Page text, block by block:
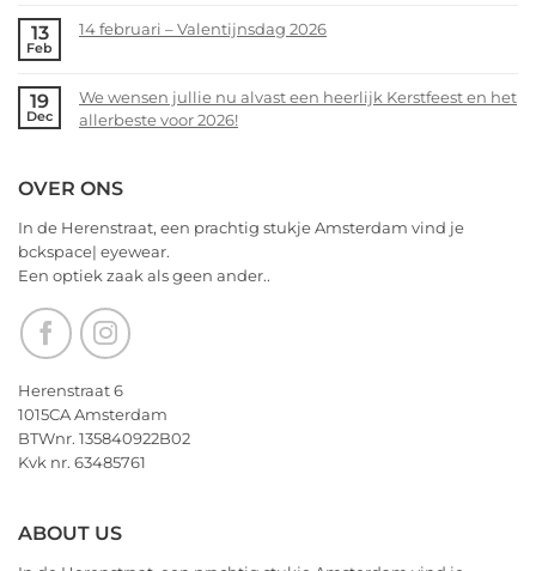
Kerstfeest
allerbeste
voor
jou!
on
bckspace
|
13
Feb
14 februari – Valentijnsdag 2026
on
14
Valentijnsdag
19
Dec
We wensen jullie nu alvast een heerlijk Kerstfeest en het
allerbeste voor 2026!
on
wensen
jullie
nu
alvast
een
heerlijk
en
het
allerbeste
voor
OVER ONS
In de Herenstraat, een prachtig stukje Amsterdam vind je
bckspace| eyewear.
Een optiek zaak als geen ander..
Herenstraat 6
1015CA Amsterdam
BTWnr. 135840922B02
Kvk nr. 63485761
ABOUT US